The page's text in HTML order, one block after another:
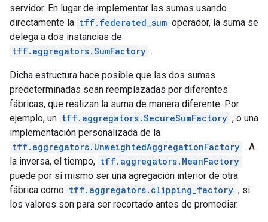
servidor. En lugar de implementar las sumas usando
directamente la tff.federated_sum operador, la suma se
delega a dos instancias de
tff.aggregators.SumFactory .
Dicha estructura hace posible que las dos sumas
predeterminadas sean reemplazadas por diferentes
fábricas, que realizan la suma de manera diferente. Por
ejemplo, un tff.aggregators.SecureSumFactory , o una
implementación personalizada de la
tff.aggregators.UnweightedAggregationFactory . A
la inversa, el tiempo, tff.aggregators.MeanFactory
puede por sí mismo ser una agregación interior de otra
fábrica como tff.aggregators.clipping_factory , si
los valores son para ser recortado antes de promediar.